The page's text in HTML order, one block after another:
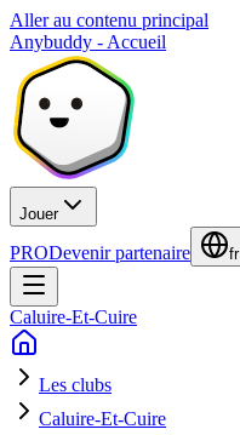
Aller au contenu principal
Anybuddy - Accueil
Jouer
PRODevenir partenaire fr
Caluire-Et-Cuire
Les clubs
Caluire-Et-Cuire